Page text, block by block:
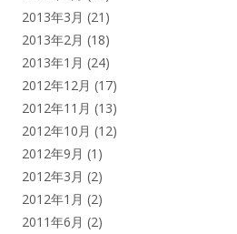
2013年3月 (21)
2013年2月 (18)
2013年1月 (24)
2012年12月 (17)
2012年11月 (13)
2012年10月 (12)
2012年9月 (1)
2012年3月 (2)
2012年1月 (2)
2011年6月 (2)